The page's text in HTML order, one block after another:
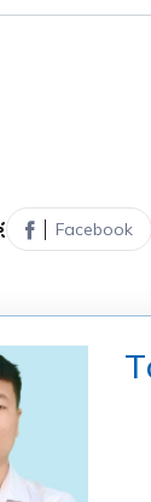
Facebook